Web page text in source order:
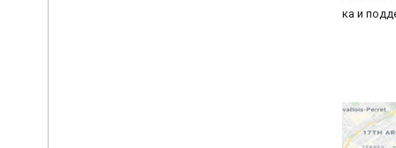
Справка и